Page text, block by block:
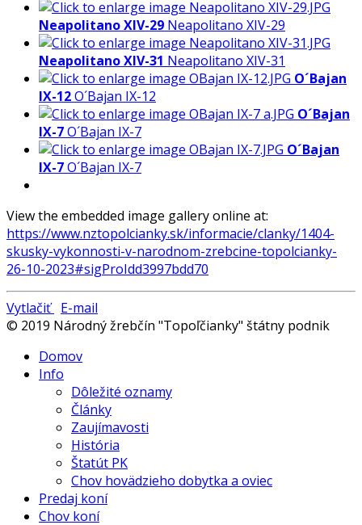
Neapolitano XIV-29 Neapolitano XIV-29
Neapolitano XIV-31 Neapolitano XIV-31
O´Bajan
IX-12O´Bajan IX-12
O´Bajan
IX-7O´Bajan IX-7
O´Bajan
IX-7O´Bajan IX-7
View the embedded image gallery online at:
https://www.nztopolcianky.sk/informacie/clanky/1404-
skusky-vykonnosti-v-narodnom-zrebcine-topolcianky-
26-10-2023#sigProIdd3997bdd70
Vytlačiť E-mail
© 2019 Národný žrebčín "Topoľčianky" štátny podnik
Domov
Info
Dôležité oznamy
Články
Zaujímavosti
História
Štatút PK
Chov hovädzieho dobytka a oviec
Predaj koní
Chov koní